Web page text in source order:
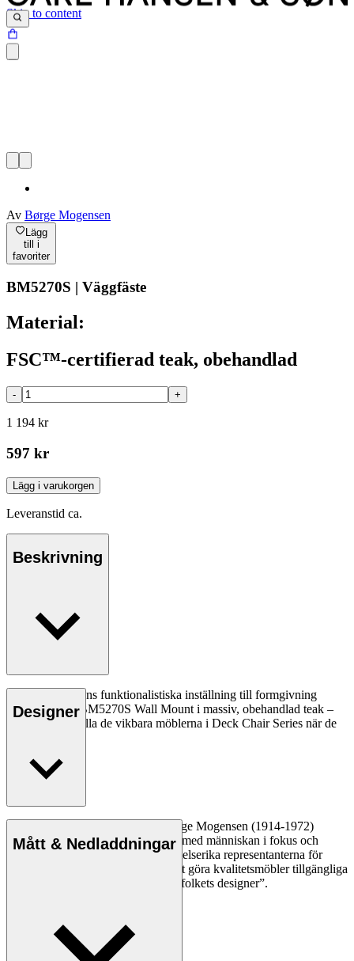
Skip to content
Av Børge Mogensen
Lägg
till i
favoriter
BM5270S | Väggfäste
Material:
FSC™-certifierad teak, obehandlad
- +
1 194 kr
597 kr
Lägg i varukorgen
Leveranstid ca.
Beskrivning
Børge Mogensens funktionalistiska inställning till formgivning
träder fram på BM5270S Wall Mount i massiv, obehandlad teak –
skapat för att hålla de vikbara möblerna i Deck Chair Series när de
Designer
Möbelsnickaren och designern Børge Mogensen (1914-1972)
skapade hållbara och enkla möbler med människan i fokus och
anses idag vara en av de mest inflytelserika representanterna för
Danish Modern. Med en mission att göra kvalitetsmöbler tillgängliga
för alla blev Mogensen känd som ”folkets designer”.
Mått & Nedladdningar